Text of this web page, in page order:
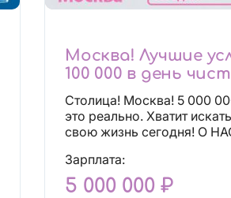
Москва! Лучшие
100 000 в день
Столица! Москва! 5 000
это реально. Хватит
Зарплата:
5 000 000 ₽